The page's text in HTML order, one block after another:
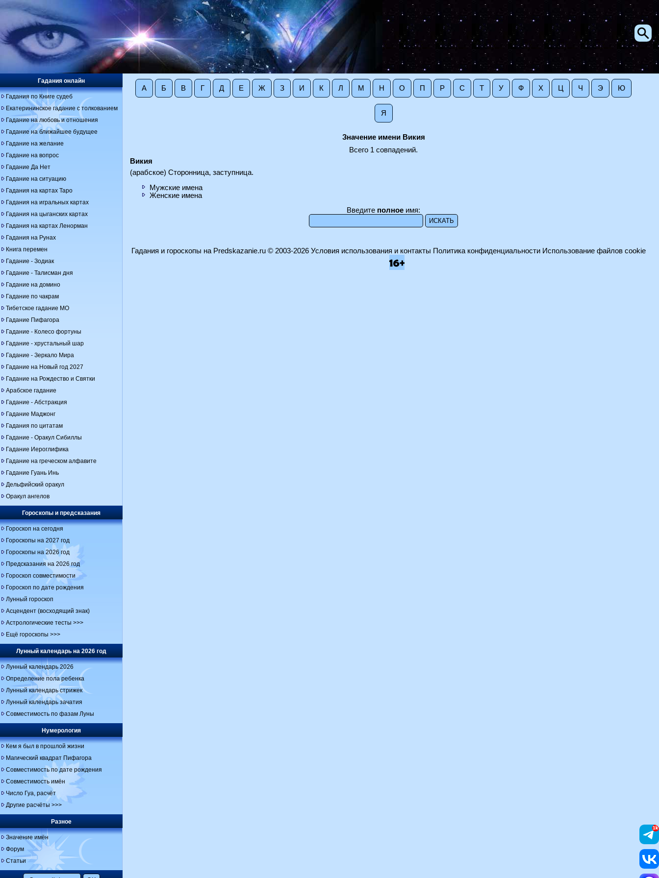
А Б В Г Д Е Ж З И К Л М Н О П Р С Т У Ф Х Ц Ч Э Ю
Я
Значение имени Викия
Всего 1 совпадений.
Викия
(арабское) Сторонница, заступница.
Мужские имена
Женские имена
Введите полное имя:
Гадания онлайн
Гадания по Книге судеб
Екатерининское гадание с толкованием
Гадание на любовь и отношения
Гадание на ближайшее будущее
Гадание на желание
Гадание на вопрос
Гадание Да Нет
Гадание на ситуацию
Гадания на картах Таро
Гадания на игральных картах
Гадания на цыганских картах
Гадания на картах Ленорман
Гадания на Рунах
Книга перемен
Гадание - Зодиак
Гадание - Талисман дня
Гадание на домино
Гадание по чакрам
Тибетское гадание МО
Гадание Пифагора
Гадание - Колесо фортуны
Гадание - хрустальный шар
Гадание - Зеркало Мира
Гадание на Новый год 2027
Гадание на Рождество и Святки
Арабское гадание
Гадание - Абстракция
Гадание Маджонг
Гадания по цитатам
Гадание - Оракул Сибиллы
Гадание Иероглифика
Гадание на греческом алфавите
Гадание Гуань Инь
Дельфийский оракул
Оракул ангелов
Гороскопы и предсказания
Гороскоп на сегодня
Гороскопы на 2027 год
Гороскопы на 2026 год
Предсказания на 2026 год
Гороскоп совместимости
Гороскоп по дате рождения
Лунный гороскоп
Асцендент (восходящий знак)
Астрологические тесты >>>
Ещё гороскопы >>>
Лунный календарь на 2026 год
Лунный календарь 2026
Определение пола ребенка
Лунный календарь стрижек
Лунный календарь зачатия
Совместимость по фазам Луны
Нумерология
Кем я был в прошлой жизни
Магический квадрат Пифагора
Совместимость по дате рождения
Совместимость имён
Число Гуа, расчёт
Другие расчёты >>>
Разное
Значение имён
Форум
Статьи
Гадания и гороскопы на Predskazanie.ru© 2003-2026 Условия использования и контакты Политика конфиденциальности Использование файлов cookie